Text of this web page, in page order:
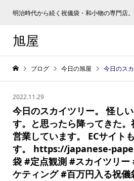
明治時代から続く祝儀袋・和小物の専門店。
旭屋
ブログ 今日の旭屋 今日のスカイツリー。 怪しい雲が近づいてます。と思ったら降ってきた
2022.11.29
今日のスカイツリー。 怪し
す。と思ったら降ってきた
営業しています。 ECサイト
す。 https://japanese-
袋 #定点観測 #スカイツリー
ケティング #百万円入る祝儀